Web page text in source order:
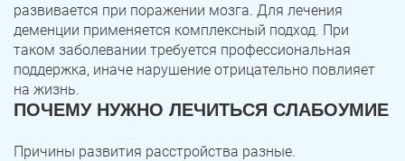
развивается при поражении мозга. Для лечения
деменции применяется комплексный подход. При
таком заболевании требуется профессиональная
поддержка, иначе нарушение отрицательно повлияет
на жизнь.
ПОЧЕМУ НУЖНО ЛЕЧИТЬСЯ СЛАБОУМИЕ
Причины развития расстройства разные.